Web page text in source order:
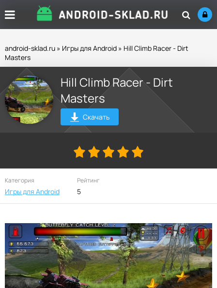
android-sklad.ru » Игры для Android » Hill Climb Racer - Dirt
Masters
Hill Climb Racer - Dirt
Masters
Скачать
Категория
Игры для Android
Рейтинг
5